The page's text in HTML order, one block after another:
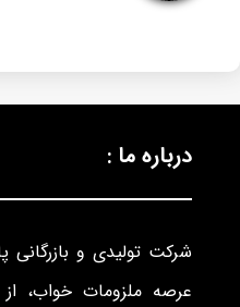
درباره ما :
شرکت تولیدی و بازرگانی
عرصه ملزومات خواب،